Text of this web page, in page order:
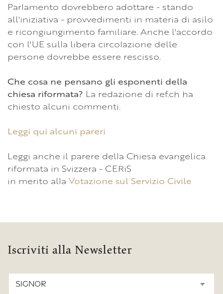
Parlamento dovrebbero adottare - stando
all'iniziativa - provvedimenti in materia di asilo
e ricongiungimento familiare. Anche l'accordo
con l'UE sulla libera circolazione delle
persone dovrebbe essere rescisso.
Che cosa ne pensano gli esponenti della
chiesa riformata? La redazione di ref.ch ha
chiesto alcuni commenti.
Leggi qui alcuni pareri
Leggi anche il parere della Chiesa evangelica
riformata in Svizzera - CERiS
in merito alla Votazione sul Servizio Civile
Iscriviti alla Newsletter